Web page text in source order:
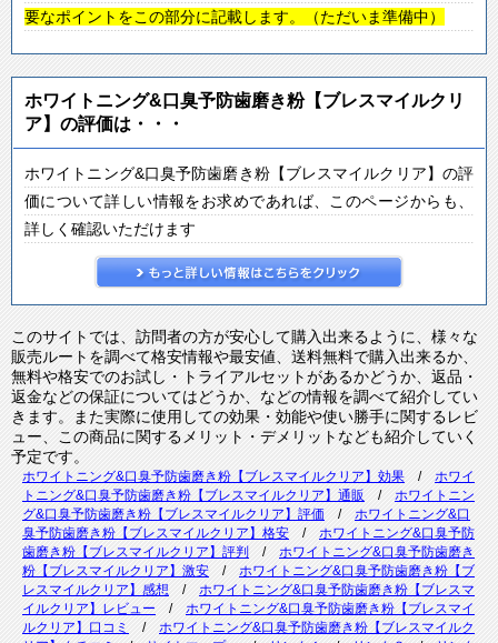
要なポイントをこの部分に記載します。（ただいま準備中）
ホワイトニング&口臭予防歯磨き粉【ブレスマイルクリ
ア】の評価は・・・
ホワイトニング&口臭予防歯磨き粉【ブレスマイルクリア】の評
価について詳しい情報をお求めであれば、このページからも、
詳しく確認いただけます
このサイトでは、訪問者の方が安心して購入出来るように、様々な
販売ルートを調べて格安情報や最安値、送料無料で購入出来るか、
無料や格安でのお試し・トライアルセットがあるかどうか、返品・
返金などの保証についてはどうか、などの情報を調べて紹介してい
きます。また実際に使用しての効果・効能や使い勝手に関するレビ
ュー、この商品に関するメリット・デメリットなども紹介していく
予定です。
ホワイトニング&口臭予防歯磨き粉【ブレスマイルクリア】効果 / ホワイ
トニング&口臭予防歯磨き粉【ブレスマイルクリア】通販 / ホワイトニン
グ&口臭予防歯磨き粉【ブレスマイルクリア】評価 / ホワイトニング&口
臭予防歯磨き粉【ブレスマイルクリア】格安 / ホワイトニング&口臭予防
歯磨き粉【ブレスマイルクリア】評判 / ホワイトニング&口臭予防歯磨き
粉【ブレスマイルクリア】激安 / ホワイトニング&口臭予防歯磨き粉【ブ
レスマイルクリア】感想 / ホワイトニング&口臭予防歯磨き粉【ブレスマ
イルクリア】レビュー / ホワイトニング&口臭予防歯磨き粉【ブレスマイ
ルクリア】口コミ
/ ホワイトニング&口臭予防歯磨き粉【ブレスマイルク